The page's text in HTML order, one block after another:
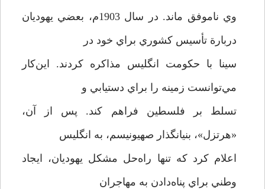
وي ناموفق ماند. در سال 1903‌م، بعضي يهوديان
دربارة‌ تأسيس كشوري براي خود در
سينا با حكومت انگليس مذاكره كردند. اين‌كار
مي‌توانست زمينه را براي دستيابي و
تسلط بر فلسطين فراهم كند. پس از آن،
«هرتزل»، بنيانگذار صهيونيسم، به انگليس
اعلام كرد كه تنها راه‌حل مشكل يهوديان، ايجاد
وطني براي پناه‌دادن به مهاجران